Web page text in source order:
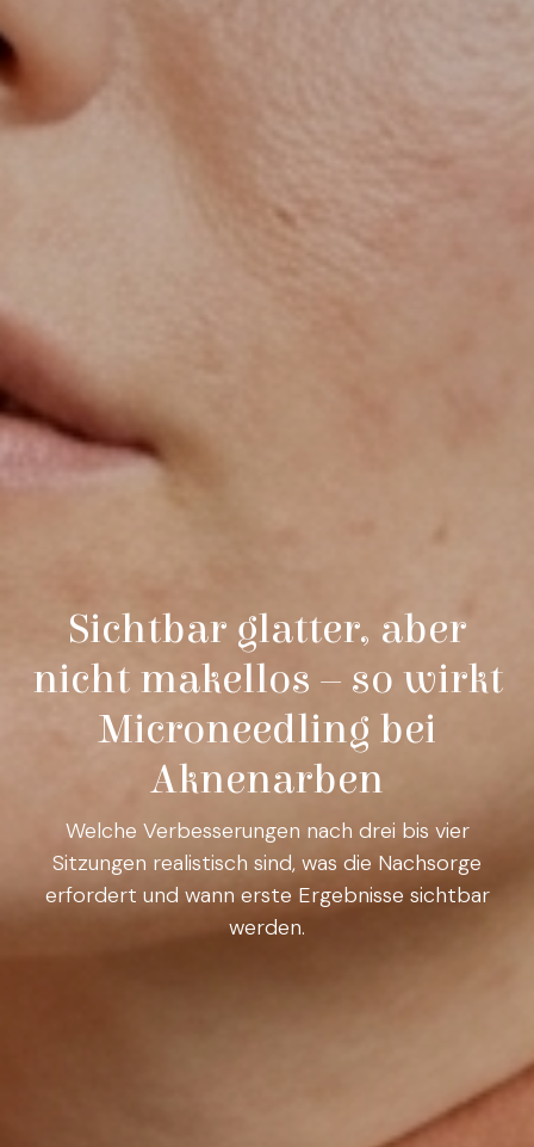
Sichtbar glatter, aber
nicht makellos – so wirkt
Microneedling bei
Aknenarben
Welche Verbesserungen nach drei bis vier
Sitzungen realistisch sind, was die Nachsorge
erfordert und wann erste Ergebnisse sichtbar
werden.